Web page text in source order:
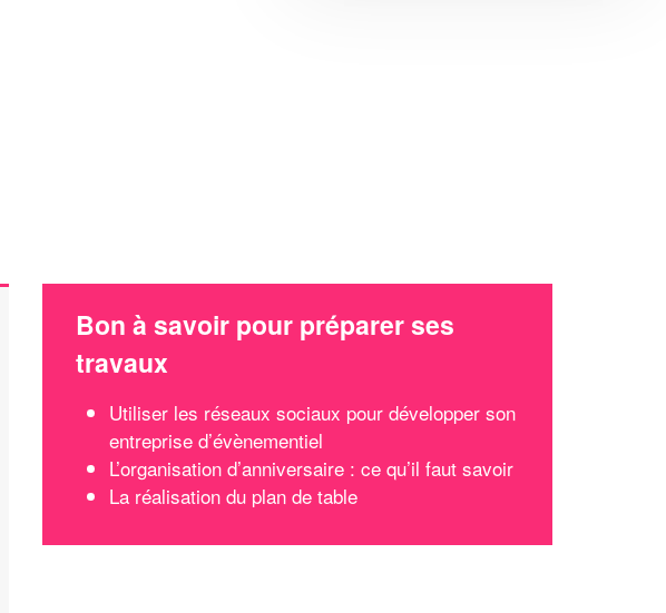
Bon à savoir pour préparer ses
travaux
Utiliser les réseaux sociaux pour développer son
entreprise d’évènementiel
L’organisation d’anniversaire : ce qu’il faut savoir
La réalisation du plan de table